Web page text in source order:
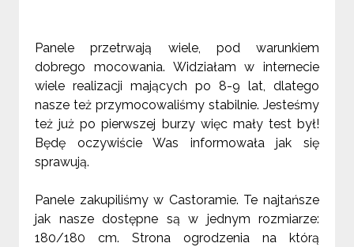
Panele przetrwają wiele, pod warunkiem
dobrego mocowania. Widziałam w internecie
wiele realizacji mających po 8-9 lat, dlatego
nasze też przymocowaliśmy stabilnie. Jesteśmy
też już po pierwszej burzy więc mały test był!
Będę oczywiście Was informowała jak się
sprawują.
Panele zakupiliśmy w Castoramie. Te najtańsze
jak nasze dostępne są w jednym rozmiarze:
180/180 cm. Strona ogrodzenia na którą